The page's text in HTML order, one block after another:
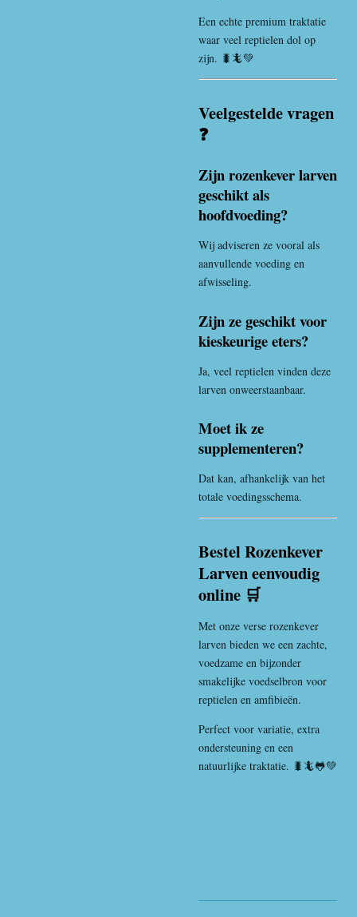
Een echte premium traktatie
waar veel reptielen dol op
zijn. 🐛🦎💚
Veelgestelde vragen
❓
Zijn rozenkever larven
geschikt als
hoofdvoeding?
Wij adviseren ze vooral als
aanvullende voeding en
afwisseling.
Zijn ze geschikt voor
kieskeurige eters?
Ja, veel reptielen vinden deze
larven onweerstaanbaar.
Moet ik ze
supplementeren?
Dat kan, afhankelijk van het
totale voedingsschema.
Bestel Rozenkever
Larven eenvoudig
online 🛒
Met onze verse rozenkever
larven bieden we een zachte,
voedzame en bijzonder
smakelijke voedselbron voor
reptielen en amfibieën.
Perfect voor variatie, extra
ondersteuning en een
natuurlijke traktatie. 🐛🦎🐸💚